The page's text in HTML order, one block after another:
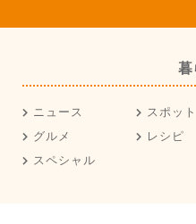
暮
ニュース スポット
グルメ
レシピ
スペシャル